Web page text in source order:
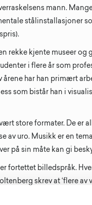
mann.
stålinstallasjoner
rekke kjente museer
i flere år som
årene har han primært
som bistår han i
store formater. De er
av uro. Musikk er en
på sin måte kan gi
fortettet billedspråk.
skrev at ‘flere